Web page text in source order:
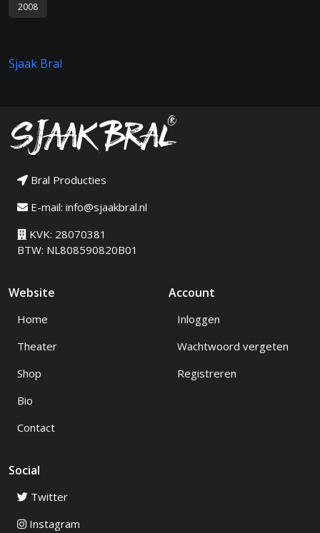
2008
Sjaak Bral
Bral Producties
E-mail: info@sjaakbral.nl
KVK: 28070381
BTW: NL808590820B01
Website
Home
Theater
Shop
Bio
Contact
Account
Inloggen
Wachtwoord vergeten
Registreren
Social
Twitter
Instagram